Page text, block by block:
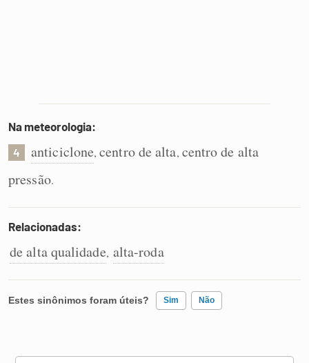
Na meteorologia:
4 anticiclone,centro de alta, centro de alta
pressão.
Relacionadas:
de alta qualidade, alta-roda
Estes sinônimos foram úteis? Sim Não